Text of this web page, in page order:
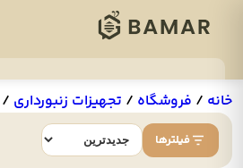
خانه/ فروشگاه/ تجهيزات زنبورداری/
فیلترها